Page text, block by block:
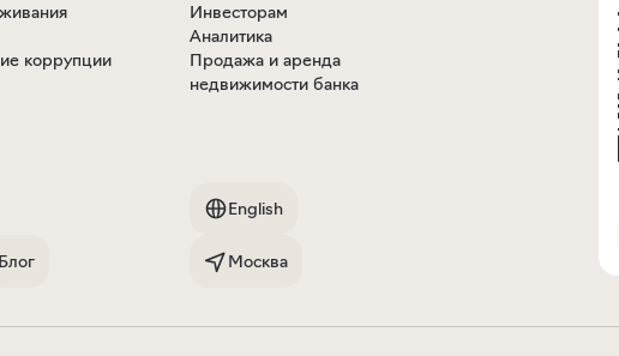
коррупции
Инвесторам
Аналитика
Продажа и аренда
недвижимости банка
Блог
English
Москва